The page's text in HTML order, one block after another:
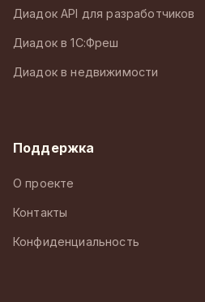
Диадок API для разработчиков
Диадок в 1С:Фреш
Диадок в недвижимости
Поддержка
О проекте
Контакты
Конфиденциальность